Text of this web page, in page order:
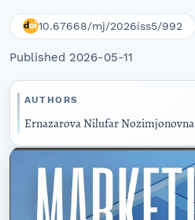
10.67668/mj/2026iss5/992
Published 2026-05-11
AUTHORS
Ernazarova Nilufar Nozimjonovna